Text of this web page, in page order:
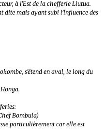
à l’Est de la chefferie Liutua.
dite mais ayant subi l’influence des
s’étend en aval, le long du
Bombula)
particulièrement car elle est